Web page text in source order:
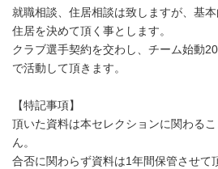
就職相談、住居相談は致しますが、基
住居を決めて頂く事とします。
クラブ選手契約を交わし、チーム始動
で活動して頂きます。
【特記事項】
頂いた資料は本セレクションに関わる
ん。
合否に関わらず資料は1年間保管させて